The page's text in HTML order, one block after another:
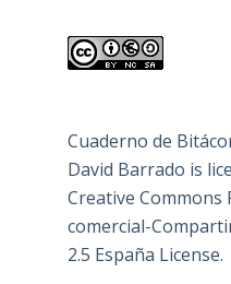
Cuaderno de
David Barrado is
Creative Commons
comercial-
2.5 España License.